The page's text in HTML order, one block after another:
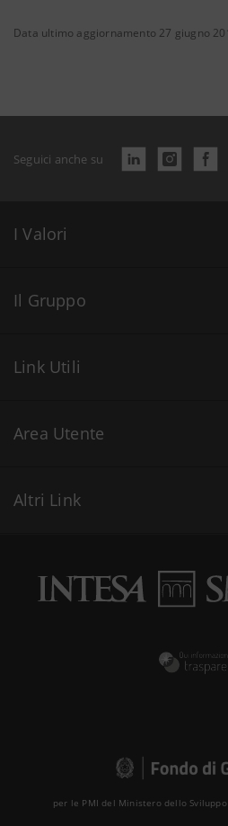
Data ultimo aggiornamento 27 giugno
Seguici anche su
I Valori
Il Gruppo
Link Utili
Area Utente
Altri Link
per le PMI del Ministero dello Sviluppo